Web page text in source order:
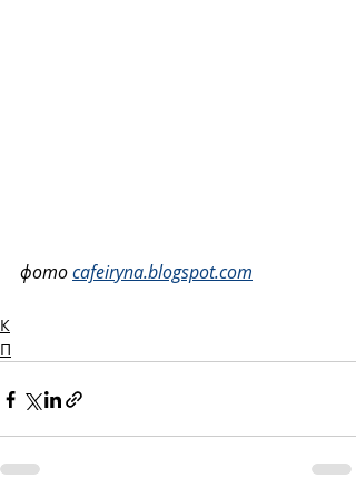
фото cafeiryna.blogspot.com
К
П